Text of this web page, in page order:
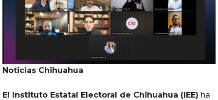
Noticias Chihuahua
El Instituto Estatal Electoral de Chihuahua (IEE) ha